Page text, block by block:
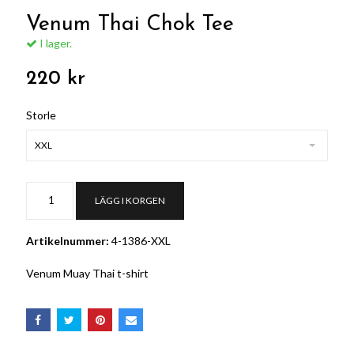
Venum Thai Chok Tee
I lager.
220 kr
Storle
XXL
LÄGG I KORGEN
Artikelnummer: 4-1386-XXL
Venum Muay Thai t-shirt